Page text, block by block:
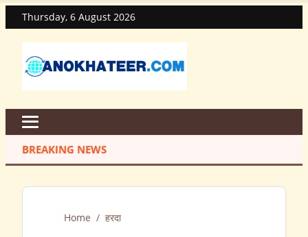
Thursday, 6 August 2026
BREAKING NEWS
Home / हरदा